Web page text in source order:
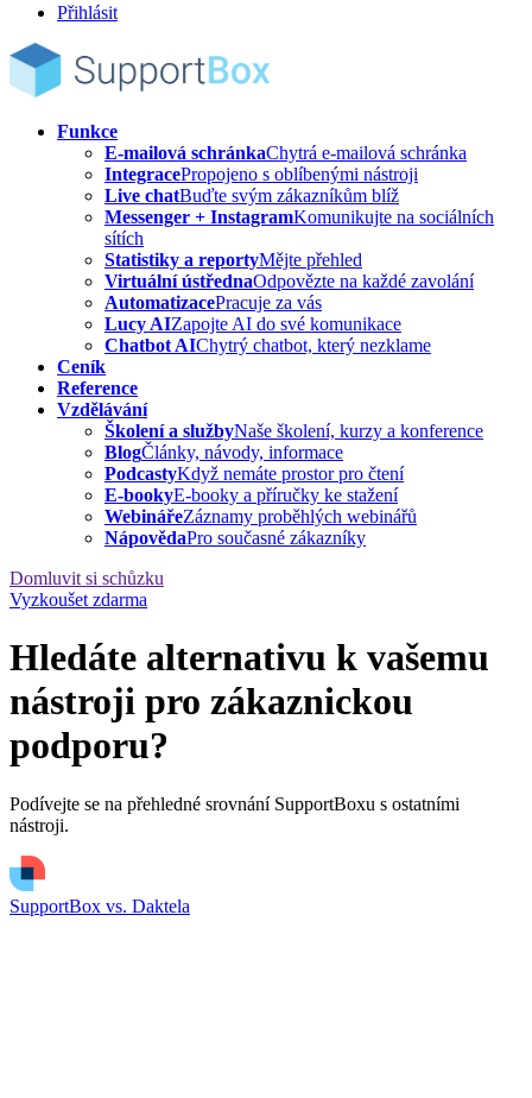
Přihlásit
Funkce
E-mailová schránkaChytrá e-mailová schránka
IntegracePropojeno s oblíbenými nástroji
Live chatBuďte svým zákazníkům blíž
Messenger + InstagramKomunikujte na sociálních
sítích
Statistiky a reportyMějte přehled
Virtuální ústřednaOdpovězte na každé zavolání
AutomatizacePracuje za vás
Lucy AIZapojte AI do své komunikace
Chatbot AIChytrý chatbot, který nezklame
Ceník
Reference
Vzdělávání
Školení a službyNaše školení, kurzy a konference
BlogČlánky, návody, informace
PodcastyKdyž nemáte prostor pro čtení
E-bookyE-booky a příručky ke stažení
WebinářeZáznamy proběhlých webinářů
NápovědaPro současné zákazníky
Domluvit si schůzku
Vyzkoušet zdarma
Hledáte alternativu k vašemu
nástroji pro zákaznickou
podporu?
Podívejte se na přehledné srovnání SupportBoxu s ostatními
nástroji.
SupportBox vs. Daktela